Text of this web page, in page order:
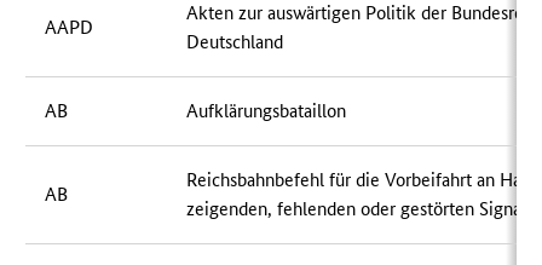
AAPD
Akten zur auswärtigen Politik der
Deutschland
AB Aufklärungsbataillon
AB
Reichsbahnbefehl für die Vorbeifahrt an Halt
zeigenden, fehlenden oder gestörten